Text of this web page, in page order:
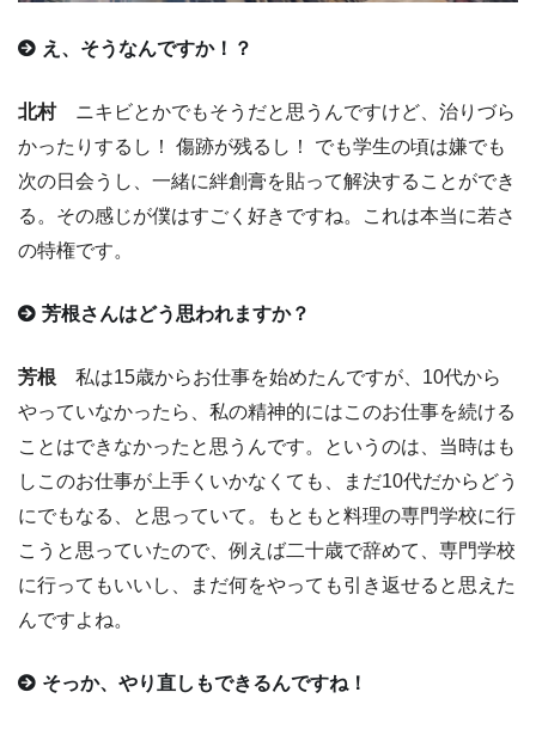
え、そうなんですか！？
北村ニキビとかでもそうだと思うんですけど、治りづら
かったりするし！ 傷跡が残るし！ でも学生の頃は嫌でも
次の日会うし、一緒に絆創膏を貼って解決することができ
る。その感じが僕はすごく好きですね。これは本当に若さ
の特権です。
芳根さんはどう思われますか？
芳根 私は15歳からお仕事を始めたんですが、10代から
やっていなかったら、私の精神的にはこのお仕事を続ける
ことはできなかったと思うんです。というのは、当時はも
しこのお仕事が上手くいかなくても、まだ10代だからどう
にでもなる、と思っていて。もともと料理の専門学校に行
こうと思っていたので、例えば二十歳で辞めて、専門学校
に行ってもいいし、まだ何をやっても引き返せると思えた
んですよね。
そっか、やり直しもできるんですね！